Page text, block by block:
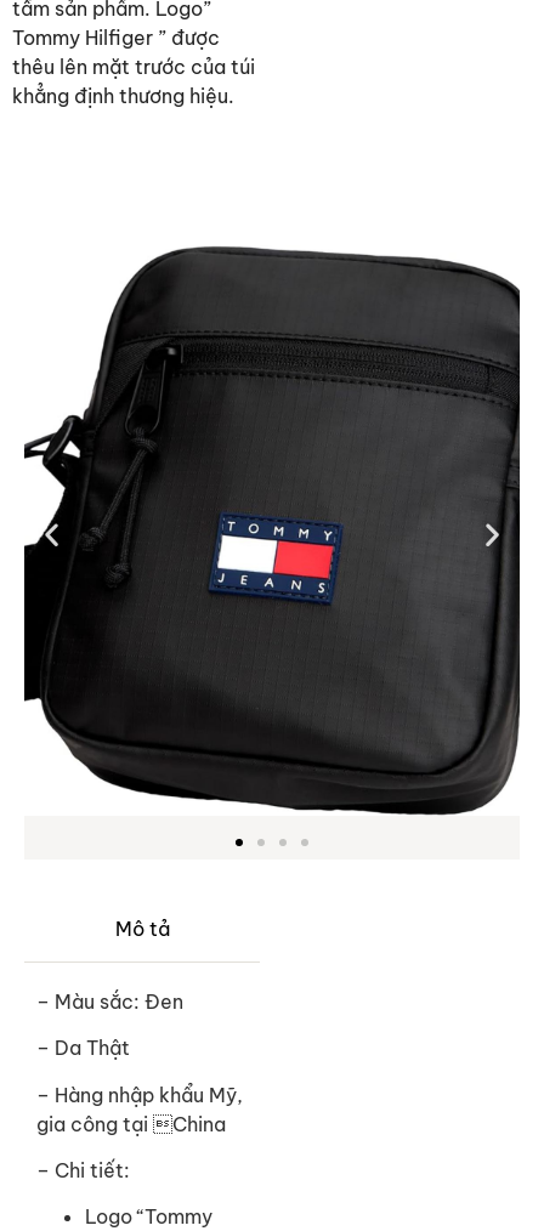
tầm sản phẩm. Logo”
Tommy Hilfiger ” được
thêu lên mặt trước của túi
khẳng định thương hiệu.
Mô tả
– Màu sắc: Đen
– Da Thật
– Hàng nhập khẩu Mỹ,
gia công tại China
– Chi tiết:
Logo “Tommy